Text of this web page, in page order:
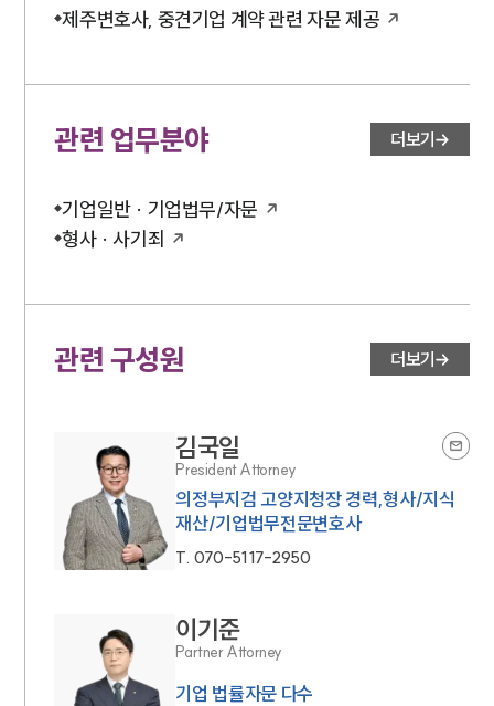
NEWS
공지사항
뉴스레터/브로슈어
대륜법률상담예약
제주변호사, 중견기업 계약 관련 자문 제공
관련 업무분야 더보기
기업일반 · 기업법무/자문
형사 · 사기죄
관련 구성원 더보기
김국일
President Attorney
의정부지검 고양지청장 경력,형사/지식
재산/기업법무전문변호사
T. 070-5117-2950
이기준
Partner Attorney
기업 법률자문 다수